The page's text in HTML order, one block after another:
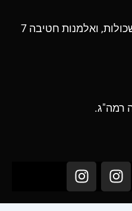
ואלמנות חטיבה 7
רמה"ג.
I
n
s
I
n
s